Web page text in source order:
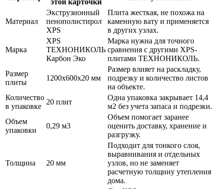
Материал
Экструзионный
пенополистирол
XPS
Плита жесткая, не похожа на
каменную вату и применяется
в других узлах.
Марка
XPS
ТЕХНОНИКОЛЬ
Карбон Эко
Марка нужна для точного
сравнения с другими XPS-
плитами ТЕХНОНИКОЛЬ.
Размер
плиты
1200x600x20 мм
Размер влияет на раскладку,
подрезку и количество листов
на объекте.
Количество
в упаковке
20 плит
Одна упаковка закрывает 14,4
м2 без учета запаса и подрезки.
Объем
упаковки
0,29 м3
Объем помогает заранее
оценить доставку, хранение и
разгрузку.
Толщина 20 мм
Подходит для тонкого слоя,
выравнивания и отдельных
узлов, но не заменяет
расчетную толщину утепления
дома.